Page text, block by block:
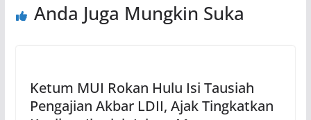
Anda Juga Mungkin Suka
Ketum MUI Rokan Hulu Isi Tausiah
Pengajian Akbar LDII, Ajak Tingkatkan